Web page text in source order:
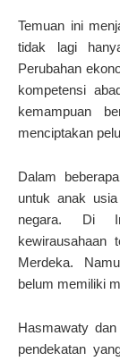
Temuan ini
tidak lagi
Perubahan
kompetensi
kemampuan
menciptakan
Dalam
untuk anak
negara. Di
kewirausahaan
Merdeka.
belum memiliki
Hasmawaty
pendekatan